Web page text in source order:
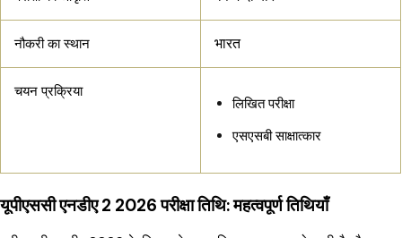
नौकरी का स्थान भारत
चयन प्रक्रिया
लिखित परीक्षा
एसएसबी साक्षात्कार
यूपीएससी एनडीए 2 2026 परीक्षा तिथि: महत्वपूर्ण तिथियाँ